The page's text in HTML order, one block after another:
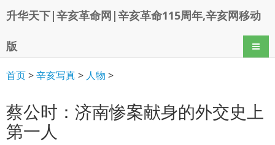
升华天下|辛亥革命网|辛亥革命115周年,辛亥网移动
版 导航
首页>辛亥写真> 人物 >
蔡公时：济南惨案献身的外交史上
第一人